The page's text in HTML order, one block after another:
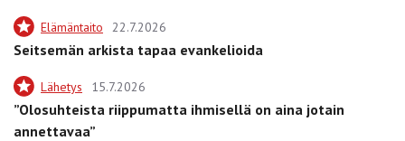
Elämäntaito 22.7.2026
Seitsemän arkista tapaa evankelioida
Lähetys 15.7.2026
”Olosuhteista riippumatta ihmisellä on aina jotain
annettavaa”